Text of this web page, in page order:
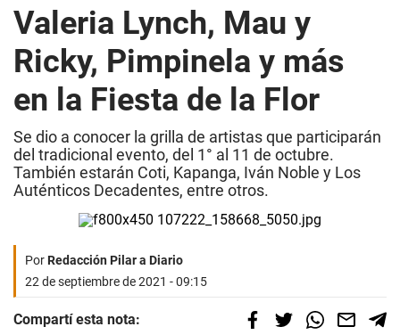
Valeria Lynch, Mau y
Ricky, Pimpinela y más
en la Fiesta de la Flor
Se dio a conocer la grilla de artistas que participarán
del tradicional evento, del 1° al 11 de octubre.
También estarán Coti, Kapanga, Iván Noble y Los
Auténticos Decadentes, entre otros.
PorRedacción Pilar a Diario
22 de septiembre de 2021 - 09:15
Compartí esta nota: